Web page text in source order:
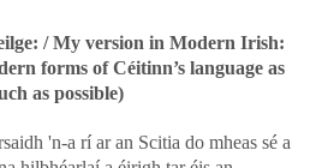
/ My version in Modern Irish:
forms of Céitinn’s language as
as possible)
'n-a rí ar an Scitia do mheas sé a